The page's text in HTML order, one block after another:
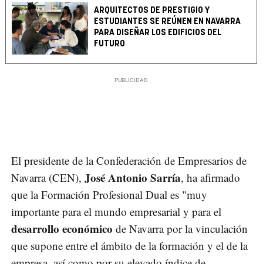
ARQUITECTOS DE PRESTIGIO Y
ESTUDIANTES SE REÚNEN EN NAVARRA
PARA DISEÑAR LOS EDIFICIOS DEL
FUTURO
El presidente de la Confederación de Empresarios de
Navarra (CEN), José Antonio Sarría, ha afirmado
que la Formación Profesional Dual es "muy
importante para el mundo empresarial y para el
desarrollo económico de Navarra por la vinculación
que supone entre el ámbito de la formación y el de la